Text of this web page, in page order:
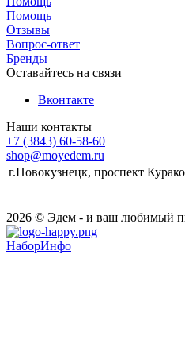
Помощь
Отзывы
Вопрос-ответ
Бренды
Оставайтесь на связи
Вконтакте
Наши контакты
+7 (3843) 60-58-60
shop@moyedem.ru
г.Новокузнецк, проспект
2026 © Эдем - и ваш любимый
НаборИнфо